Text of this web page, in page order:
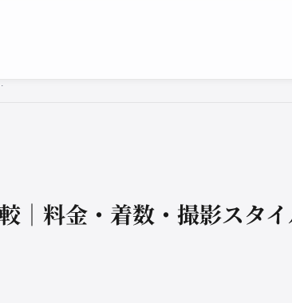
ぶ【2026年最新】
｜料金・着数・撮影スタ